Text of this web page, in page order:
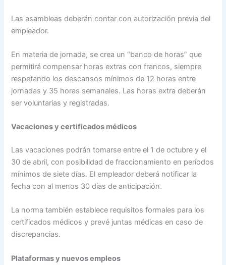
Las asambleas deberán contar con autorización previa del
empleador.
En materia de jornada, se crea un “banco de horas” que
permitirá compensar horas extras con francos, siempre
respetando los descansos mínimos de 12 horas entre
jornadas y 35 horas semanales. Las horas extra deberán
ser voluntarias y registradas.
Vacaciones y certificados médicos
Las vacaciones podrán tomarse entre el 1 de octubre y el
30 de abril, con posibilidad de fraccionamiento en períodos
mínimos de siete días. El empleador deberá notificar la
fecha con al menos 30 días de anticipación.
La norma también establece requisitos formales para los
certificados médicos y prevé juntas médicas en caso de
discrepancias.
Plataformas y nuevos empleos